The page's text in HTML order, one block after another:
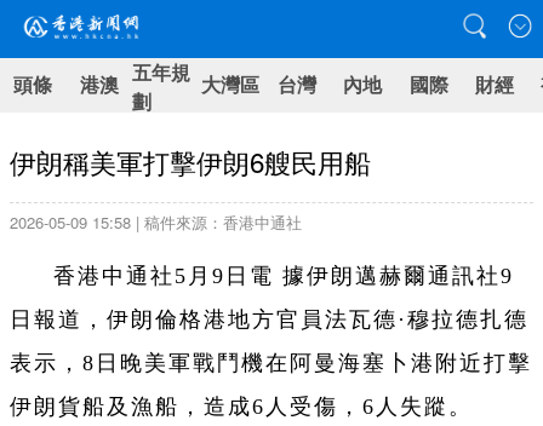
頭條 港澳 五年規
劃
大灣區 台灣 內地 國際 財經
伊朗稱美軍打擊伊朗6艘民用船
2026-05-09 15:58 | 稿件來源：香港中通社
香港中通社5月9日電 據伊朗邁赫爾通訊社9
日報道，伊朗倫格港地方官員法瓦德·穆拉德扎德
表示，8日晚美軍戰鬥機在阿曼海塞卜港附近打擊
伊朗貨船及漁船，造成6人受傷，6人失蹤。